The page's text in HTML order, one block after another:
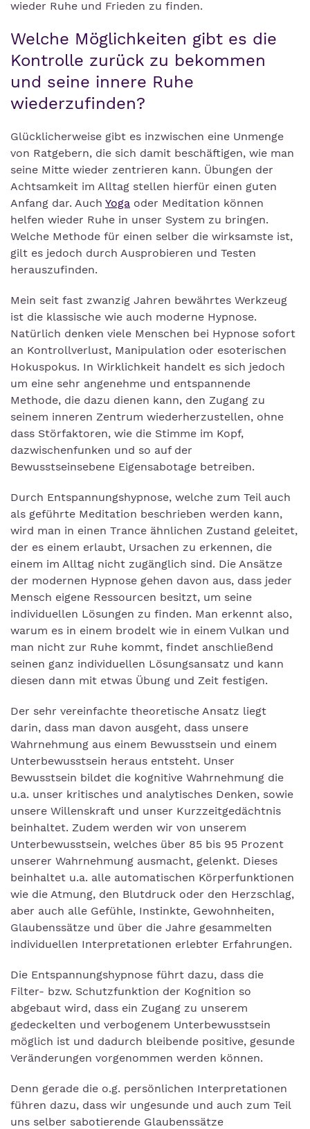
wieder Ruhe und Frieden zu finden.
Welche Möglichkeiten gibt es die
Kontrolle zurück zu bekommen
und seine innere Ruhe
wiederzufinden?
Glücklicherweise gibt es inzwischen eine Unmenge
von Ratgebern, die sich damit beschäftigen, wie man
seine Mitte wieder zentrieren kann. Übungen der
Achtsamkeit im Alltag stellen hierfür einen guten
Anfang dar. Auch Yoga oder Meditation können
helfen wieder Ruhe in unser System zu bringen.
Welche Methode für einen selber die wirksamste ist,
gilt es jedoch durch Ausprobieren und Testen
herauszufinden.
Mein seit fast zwanzig Jahren bewährtes Werkzeug
ist die klassische wie auch moderne Hypnose.
Natürlich denken viele Menschen bei Hypnose sofort
an Kontrollverlust, Manipulation oder esoterischen
Hokuspokus. In Wirklichkeit handelt es sich jedoch
um eine sehr angenehme und entspannende
Methode, die dazu dienen kann, den Zugang zu
seinem inneren Zentrum wiederherzustellen, ohne
dass Störfaktoren, wie die Stimme im Kopf,
dazwischenfunken und so auf der
Bewusstseinsebene Eigensabotage betreiben.
Durch Entspannungshypnose, welche zum Teil auch
als geführte Meditation beschrieben werden kann,
wird man in einen Trance ähnlichen Zustand geleitet,
der es einem erlaubt, Ursachen zu erkennen, die
einem im Alltag nicht zugänglich sind. Die Ansätze
der modernen Hypnose gehen davon aus, dass jeder
Mensch eigene Ressourcen besitzt, um seine
individuellen Lösungen zu finden. Man erkennt also,
warum es in einem brodelt wie in einem Vulkan und
man nicht zur Ruhe kommt, findet anschließend
seinen ganz individuellen Lösungsansatz und kann
diesen dann mit etwas Übung und Zeit festigen.
Der sehr vereinfachte theoretische Ansatz liegt
darin, dass man davon ausgeht, dass unsere
Wahrnehmung aus einem Bewusstsein und einem
Unterbewusstsein heraus entsteht. Unser
Bewusstsein bildet die kognitive Wahrnehmung die
u.a. unser kritisches und analytisches Denken, sowie
unsere Willenskraft und unser Kurzzeitgedächtnis
beinhaltet. Zudem werden wir von unserem
Unterbewusstsein, welches über 85 bis 95 Prozent
unserer Wahrnehmung ausmacht, gelenkt. Dieses
beinhaltet u.a. alle automatischen Körperfunktionen
wie die Atmung, den Blutdruck oder den Herzschlag,
aber auch alle Gefühle, Instinkte, Gewohnheiten,
Glaubenssätze und über die Jahre gesammelten
individuellen Interpretationen erlebter Erfahrungen.
Die Entspannungshypnose führt dazu, dass die
Filter- bzw. Schutzfunktion der Kognition so
abgebaut wird, dass ein Zugang zu unserem
gedeckelten und verbogenem Unterbewusstsein
möglich ist und dadurch bleibende positive, gesunde
Veränderungen vorgenommen werden können.
Denn gerade die o.g. persönlichen Interpretationen
führen dazu, dass wir ungesunde und auch zum Teil
uns selber sabotierende Glaubenssätze